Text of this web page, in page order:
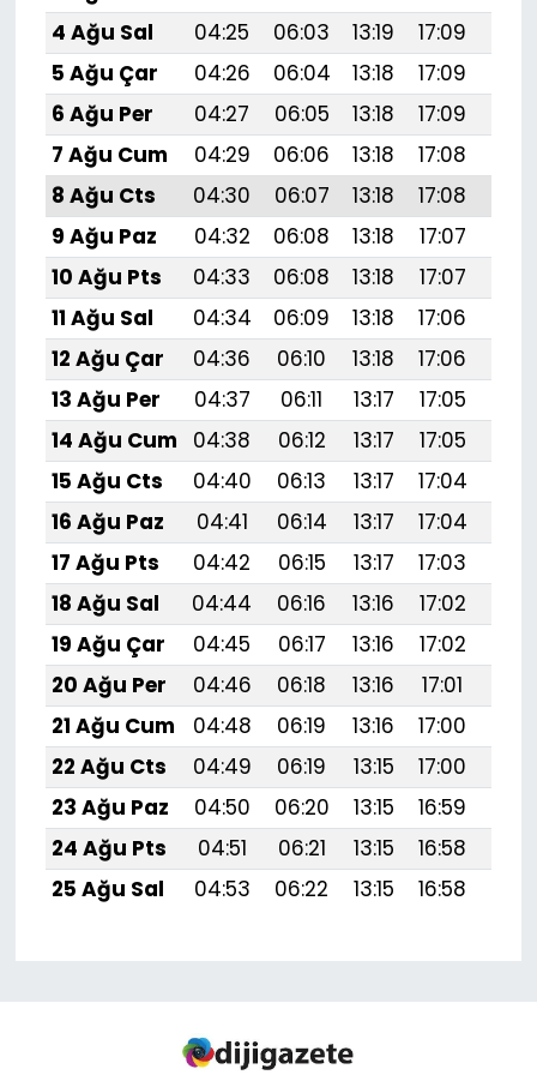
4 Ağu Sal
04:25 06:03 13:19 17:09
5 Ağu Çar
04:26 06:04 13:18 17:09
6 Ağu Per
04:27 06:05 13:18 17:09
7 Ağu Cum
04:29 06:06 13:18 17:08
8 Ağu Cts
04:30 06:07 13:18 17:08
9 Ağu Paz
04:32 06:08 13:18 17:07
10 Ağu Pts
04:33 06:08 13:18 17:07
11 Ağu Sal
04:34 06:09 13:18 17:06
12 Ağu Çar
04:36 06:10 13:18 17:06
13 Ağu Per
04:37 06:11 13:17 17:05
14 Ağu Cum
04:38 06:12 13:17 17:05
15 Ağu Cts
04:40 06:13 13:17 17:04
16 Ağu Paz
04:41 06:14 13:17 17:04
17 Ağu Pts
04:42 06:15 13:17 17:03
18 Ağu Sal
04:44 06:16 13:16 17:02
19 Ağu Çar
04:45 06:17 13:16 17:02
20 Ağu Per
04:46 06:18 13:16 17:01
21 Ağu Cum
04:48 06:19 13:16 17:00
22 Ağu Cts
04:49 06:19 13:15 17:00
23 Ağu Paz
04:50 06:20 13:15 16:59
24 Ağu Pts
04:51 06:21 13:15 16:58
25 Ağu Sal
04:53 06:22 13:15 16:58